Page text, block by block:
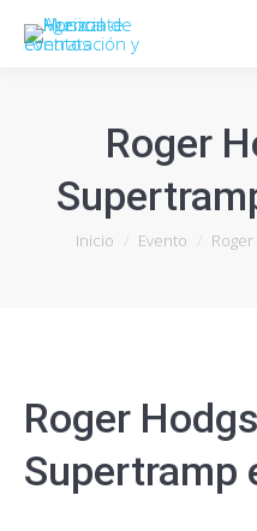
Roger
Estás aquí:
Inicio Evento
Roger
Supertramp